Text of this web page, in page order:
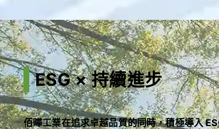
ESG × 持續進步
佰曄工業在追求卓越品質的同時，積極導入